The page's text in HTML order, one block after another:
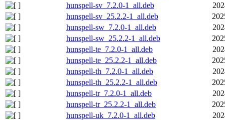
hunspell-sv_7.2.0-1_all.deb
hunspell-sv_25.2.2-1_all.deb
hunspell-sw_7.2.0-1_all.deb
hunspell-sw_25.2.2-1_all.deb
hunspell-te_7.2.0-1_all.deb
hunspell-te_25.2.2-1_all.deb
hunspell-th_7.2.0-1_all.deb
hunspell-th_25.2.2-1_all.deb
hunspell-tr_7.2.0-1_all.deb
hunspell-tr_25.2.2-1_all.deb
hunspell-uk_7.2.0-1_all.deb